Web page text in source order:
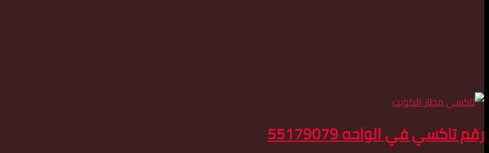
رقم تاكسي في الواحه 55179079